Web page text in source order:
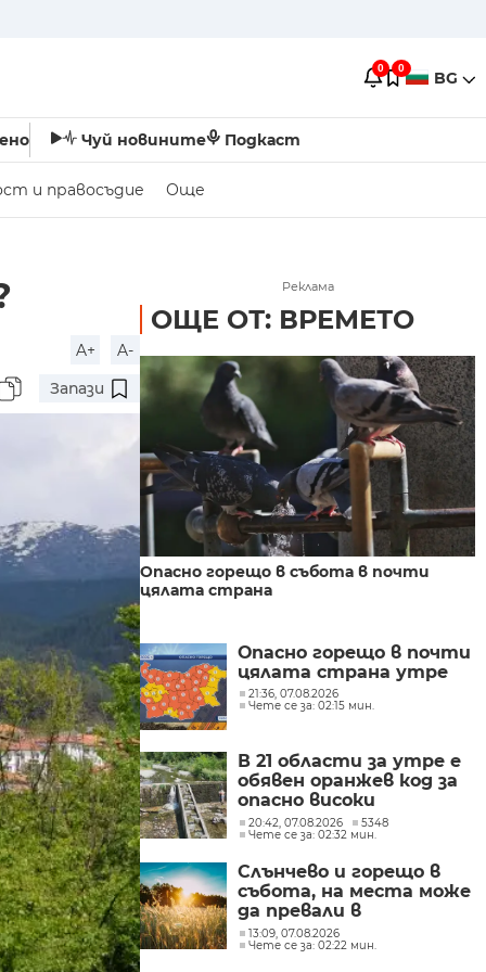
0 0 BG
Чуй новините Подкаст
и правосъдие Още
A+
A-
Запази
Реклама
ОЩЕ ОТ: ВРЕМЕТО
Опасно горещо в събота в почти
цялата страна
Опасно горещо в почти
цялата страна утре
21:36, 07.08.2026
Чете се за: 02:15 мин.
В 21 области за утре е
обявен оранжев код за
опасно високи
температури
20:42, 07.08.2026
5348
Чете се за: 02:32 мин.
Слънчево и горещо в
събота, на места може
да превали в
следобедните часове
13:09, 07.08.2026
Чете се за: 02:22 мин.